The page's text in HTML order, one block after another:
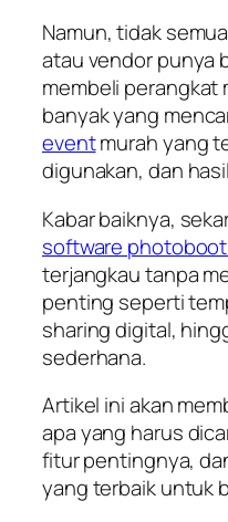
Namun, tidak
atau vendor punya
membeli perangkat
banyak yang
eventmurah yang
digunakan, dan
Kabar baiknya,
software
terjangkau tanpa
penting seperti
sharing digital,
sederhana.
Artikel ini akan
apa yang harus
fitur pentingnya,
yang terbaik untuk